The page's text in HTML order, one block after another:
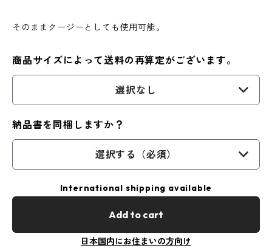
そのままクージーとしても使用可能。
商品サイズによって送料の再算定がございます。
選択なし
納品書を同梱しますか？
選択する（必須）
International shipping available
Add to cart
日本国内にお住まいの方向け